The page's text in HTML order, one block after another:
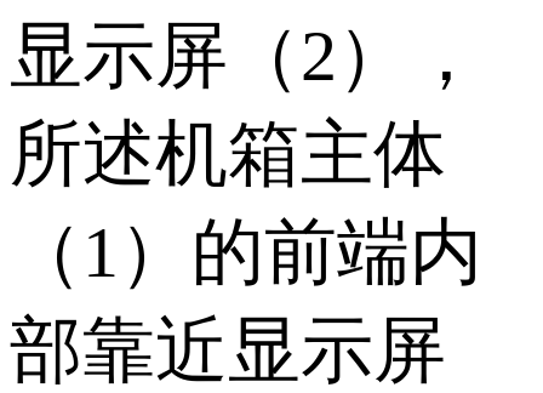
显示屏（2），
所述机箱主体
（1）的前端内
部靠近显示屏